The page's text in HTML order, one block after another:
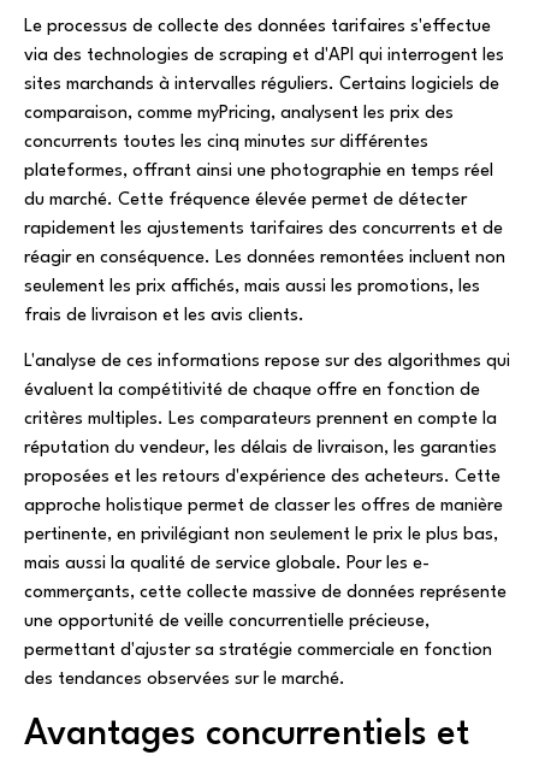
Le processus de collecte des données tarifaires s'effectue
via des technologies de scraping et d'API qui interrogent les
sites marchands à intervalles réguliers. Certains logiciels de
comparaison, comme myPricing, analysent les prix des
concurrents toutes les cinq minutes sur différentes
plateformes, offrant ainsi une photographie en temps réel
du marché. Cette fréquence élevée permet de détecter
rapidement les ajustements tarifaires des concurrents et de
réagir en conséquence. Les données remontées incluent non
seulement les prix affichés, mais aussi les promotions, les
frais de livraison et les avis clients.
L'analyse de ces informations repose sur des algorithmes qui
évaluent la compétitivité de chaque offre en fonction de
critères multiples. Les comparateurs prennent en compte la
réputation du vendeur, les délais de livraison, les garanties
proposées et les retours d'expérience des acheteurs. Cette
approche holistique permet de classer les offres de manière
pertinente, en privilégiant non seulement le prix le plus bas,
mais aussi la qualité de service globale. Pour les e-
commerçants, cette collecte massive de données représente
une opportunité de veille concurrentielle précieuse,
permettant d'ajuster sa stratégie commerciale en fonction
des tendances observées sur le marché.
Avantages concurrentiels et